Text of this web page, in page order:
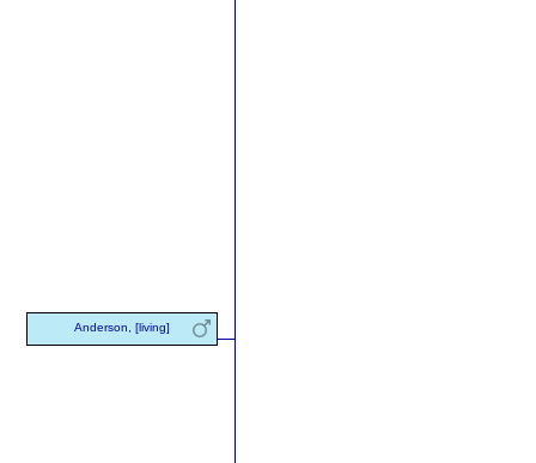
Anderson, [living]